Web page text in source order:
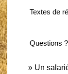
Textes de
Questions
Un